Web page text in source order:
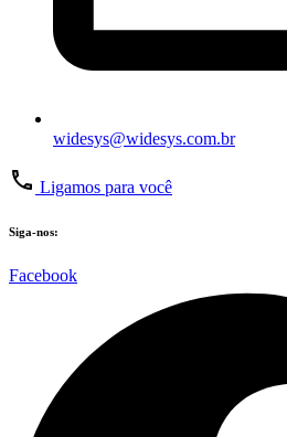
widesys@widesys.com.br
Ligamos para você
Siga-nos:
Facebook